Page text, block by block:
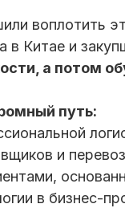
воплотить
в Китае и
а потом
путь:
и
в бизнес-